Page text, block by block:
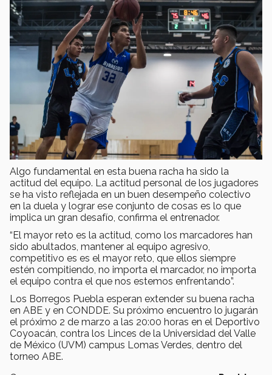
Algo fundamental en esta buena racha ha sido la
actitud del equipo. La actitud personal de los jugadores
se ha visto reflejada en un buen desempeño colectivo
en la duela y lograr ese conjunto de cosas es lo que
implica un gran desafío, confirma el entrenador.
“El mayor reto es la actitud, como los marcadores han
sido abultados, mantener al equipo agresivo,
competitivo es es el mayor reto, que ellos siempre
estén compitiendo, no importa el marcador, no importa
el equipo contra el que nos estemos enfrentando”.
Los Borregos Puebla esperan extender su buena racha
en ABE y en CONDDE. Su próximo encuentro lo jugarán
el próximo 2 de marzo a las 20:00 horas en el Deportivo
Coyoacán, contra los Linces de la Universidad del Valle
de México (UVM) campus Lomas Verdes, dentro del
torneo ABE.